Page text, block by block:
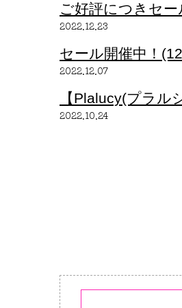
ご好評につきセ
2022.12.23
セール開催中！
2022.12.07
【Plalucy(プラル
2022.10.24